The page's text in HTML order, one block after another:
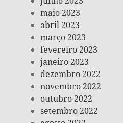
maio 2023
abril 2023
março 2023
fevereiro 2023
janeiro 2023
dezembro 2022
novembro 2022
outubro 2022
setembro 2022